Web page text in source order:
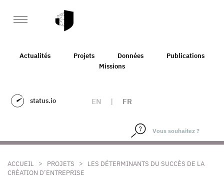
Actualités Projets Données
Publications
Missions
status.io EN | FR
ACCUEIL > PROJETS >
LES DÉTERMINANTS DU SUCCÈS DE LA
CRÉATION D’ENTREPRISE